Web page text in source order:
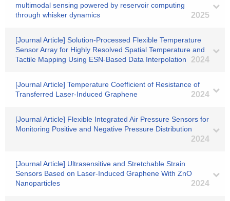
multimodal sensing powered by reservoir computing
through whisker dynamics
2025
[Journal Article] Solution-Processed Flexible Temperature
Sensor Array for Highly Resolved Spatial Temperature and
Tactile Mapping Using ESN-Based Data Interpolation
2024
[Journal Article] Temperature Coefficient of Resistance of
Transferred Laser-Induced Graphene
2024
[Journal Article] Flexible Integrated Air Pressure Sensors for
Monitoring Positive and Negative Pressure Distribution
2024
[Journal Article] Ultrasensitive and Stretchable Strain
Sensors Based on Laser-Induced Graphene With ZnO
Nanoparticles
2024